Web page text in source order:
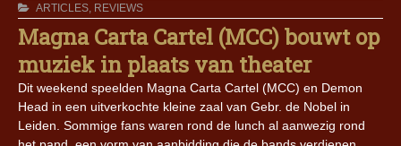
ARTICLES, REVIEWS
Magna Carta Cartel (MCC) bouwt op
muziek in plaats van theater
Dit weekend speelden Magna Carta Cartel (MCC) en Demon
Head in een uitverkochte kleine zaal van Gebr. de Nobel in
Leiden. Sommige fans waren rond de lunch al aanwezig rond